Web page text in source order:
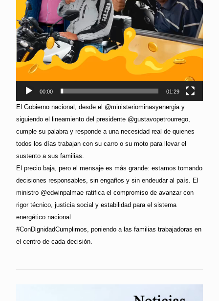
00:00 01:29
El Gobierno nacional, desde el @ministeriominasyenergia y
siguiendo el lineamiento del presidente @gustavopetrourrego,
cumple su palabra y responde a una necesidad real de quienes
todos los días trabajan con su carro o su moto para llevar el
sustento a sus familias.
El precio baja, pero el mensaje es más grande: estamos tomando
decisiones responsables, sin engaños y sin endeudar al país. El
ministro @edwinpalmae ratifica el compromiso de avanzar con
rigor técnico, justicia social y estabilidad para el sistema
energético nacional.
#ConDignidadCumplimos, poniendo a las familias trabajadoras en
el centro de cada decisión.